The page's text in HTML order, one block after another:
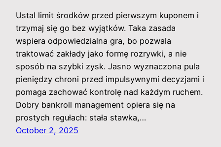
Ustal limit środków przed pierwszym kuponem i
trzymaj się go bez wyjątków. Taka zasada
wspiera odpowiedzialna gra, bo pozwala
traktować zakłady jako formę rozrywki, a nie
sposób na szybki zysk. Jasno wyznaczona pula
pieniędzy chroni przed impulsywnymi decyzjami i
pomaga zachować kontrolę nad każdym ruchem.
Dobry bankroll management opiera się na
prostych regułach: stała stawka,…
October 2, 2025